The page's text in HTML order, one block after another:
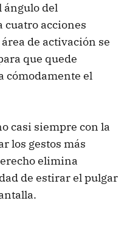
ángulo del
cuatro acciones
de activación se
que quede
cómodamente el
casi siempre con la
los gestos más
elimina
de estirar el pulgar